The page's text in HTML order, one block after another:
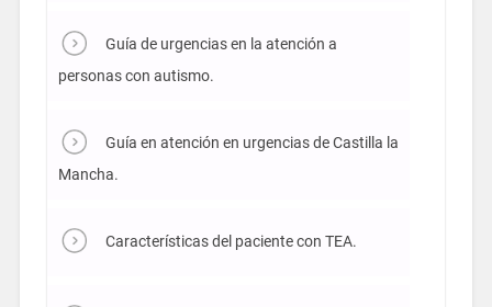
Guía de urgencias en la atención a
personas con autismo.
Guía en atención en urgencias de Castilla la
Mancha.
Características del paciente con TEA.